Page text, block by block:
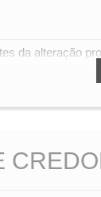
da alteração